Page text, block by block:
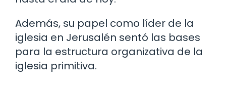
Además, su papel como líder de la
iglesia en Jerusalén sentó las bases
para la estructura organizativa de la
iglesia primitiva.